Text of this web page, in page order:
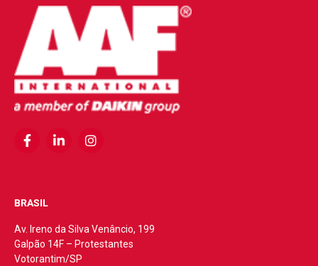
BRASIL
Av. Ireno da Silva Venâncio, 199
Galpão 14F – Protestantes
Votorantim/SP